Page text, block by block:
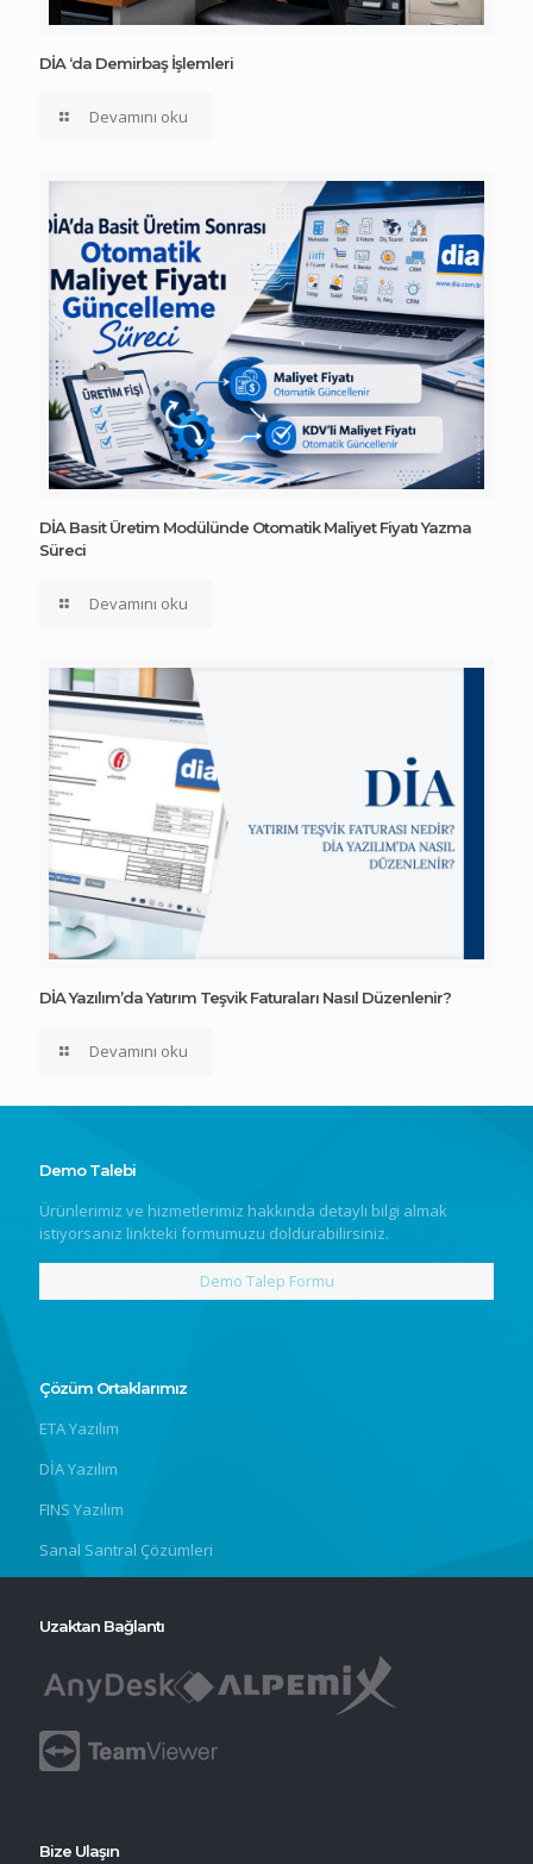
DİA ‘da Demirbaş İşlemleri
Devamını oku
DİA Basit Üretim Modülünde Otomatik Maliyet Fiyatı Yazma
Süreci
Devamını oku
DİA Yazılım’da Yatırım Teşvik Faturaları Nasıl Düzenlenir?
Devamını oku
Demo Talebi
Ürünlerimiz ve hizmetlerimiz hakkında detaylı bilgi almak
istiyorsanız linkteki formumuzu doldurabilirsiniz.
Demo Talep Formu
Çözüm Ortaklarımız
ETA Yazılım
DİA Yazılım
FINS Yazılım
Sanal Santral Çözümleri
Uzaktan Bağlantı
Bize Ulaşın